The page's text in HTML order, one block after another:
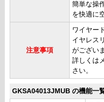
簡単な操
を快適に
注意事項
ワイヤー
イヤレス
がござい
詳しくは
さい。
GKSA04013JMUB の機能一